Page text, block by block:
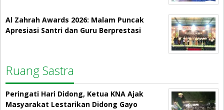
Al Zahrah Awards 2026: Malam Puncak
Apresiasi Santri dan Guru Berprestasi
Ruang Sastra
Peringati Hari Didong, Ketua KNA Ajak
Masyarakat Lestarikan Didong Gayo